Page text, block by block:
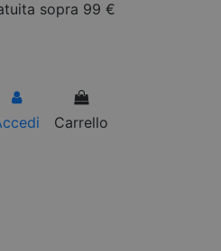
sopra 99 €
Carrello